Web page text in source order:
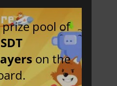
pool of
on the